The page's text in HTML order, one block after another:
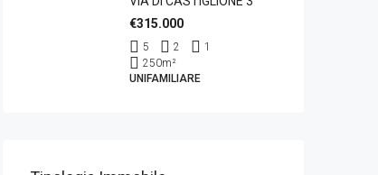
€315.000
5 2
1
250m²
UNIFAMILIARE